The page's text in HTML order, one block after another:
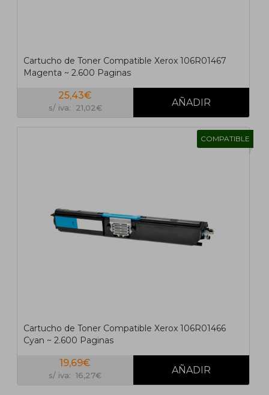
Cartucho de Toner Compatible Xerox 106R01467
Magenta ~ 2.600 Paginas
25,43€
s/ iva: 21,02€
COMPATIBLE
Cartucho de Toner Compatible Xerox 106R01466
Cyan ~ 2.600 Paginas
19,69€
s/ iva: 16,27€